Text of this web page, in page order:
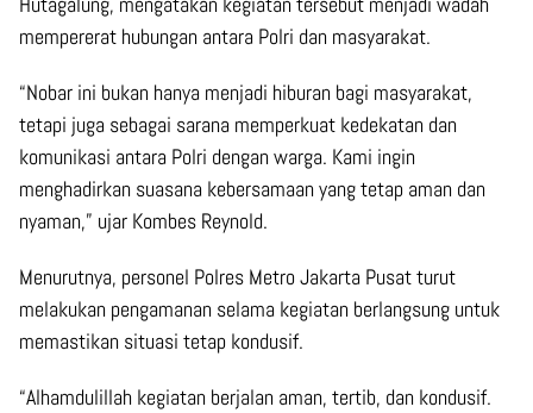
mempererat hubungan antara Polri dan masyarakat.
“Nobar ini bukan hanya menjadi hiburan bagi masyarakat,
tetapi juga sebagai sarana memperkuat kedekatan dan
komunikasi antara Polri dengan warga. Kami ingin
menghadirkan suasana kebersamaan yang tetap aman dan
nyaman,” ujar Kombes Reynold.
Menurutnya, personel Polres Metro Jakarta Pusat turut
melakukan pengamanan selama kegiatan berlangsung untuk
memastikan situasi tetap kondusif.
“Alhamdulillah kegiatan berjalan aman, tertib, dan kondusif.